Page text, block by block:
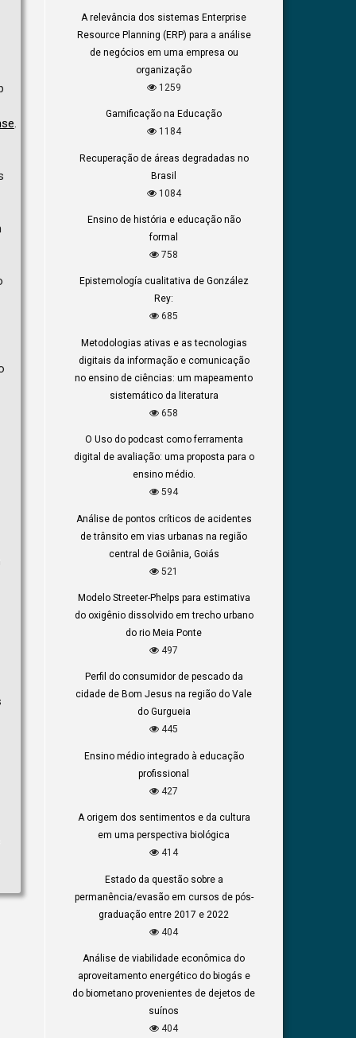
.
A relevância dos sistemas Enterprise
Resource Planning (ERP) para a análise
de negócios em uma empresa ou
organização
1259
Gamificação na Educação
1184
Recuperação de áreas degradadas no
Brasil
1084
Ensino de história e educação não
formal
758
Epistemología cualitativa de González
Rey:
685
Metodologias ativas e as tecnologias
digitais da informação e comunicação
no ensino de ciências: um mapeamento
sistemático da literatura
658
O Uso do podcast como ferramenta
digital de avaliação: uma proposta para o
ensino médio.
594
Análise de pontos críticos de acidentes
de trânsito em vias urbanas na região
central de Goiânia, Goiás
521
Modelo Streeter-Phelps para estimativa
do oxigênio dissolvido em trecho urbano
do rio Meia Ponte
497
Perfil do consumidor de pescado da
cidade de Bom Jesus na região do Vale
do Gurgueia
445
Ensino médio integrado à educação
profissional
427
A origem dos sentimentos e da cultura
em uma perspectiva biológica
414
Estado da questão sobre a
permanência/evasão em cursos de pós-
graduação entre 2017 e 2022
404
Análise de viabilidade econômica do
aproveitamento energético do biogás e
do biometano provenientes de dejetos de
suínos
404